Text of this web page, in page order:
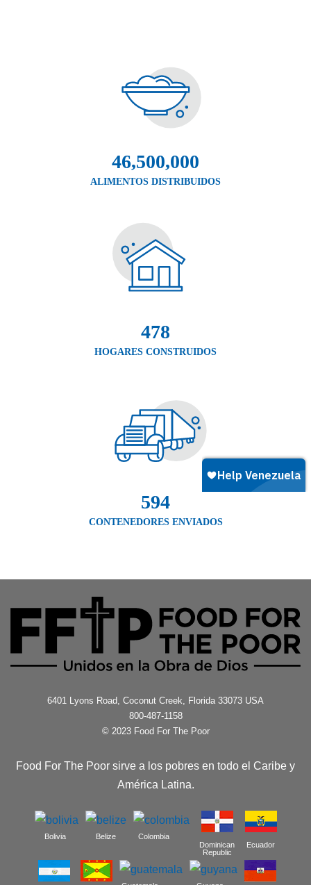
46,500,000
ALIMENTOS DISTRIBUIDOS
478
HOGARES CONSTRUIDOS
594
CONTENEDORES ENVIADOS
6401 Lyons Road, Coconut Creek, Florida 33073 USA
800-487-1158
© 2023 Food For The Poor
Food For The Poor sirve a los pobres en todo el Caribe y
América Latina.